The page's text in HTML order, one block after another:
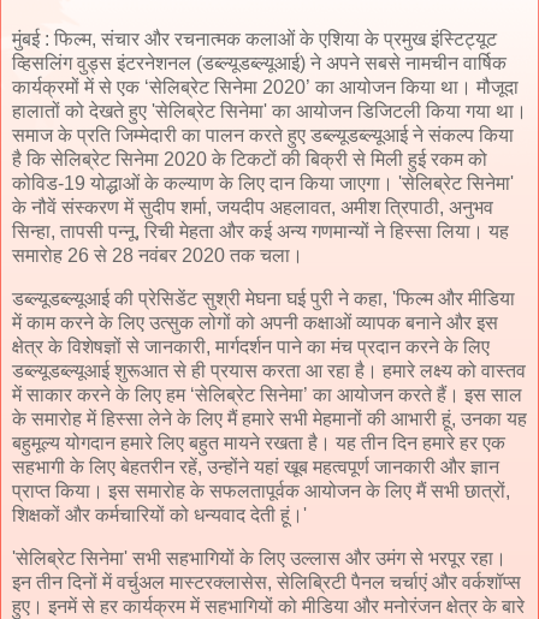
मुंबई : फिल्म, संचार और रचनात्मक कलाओं के एशिया के प्रमुख इंस्टिट्यूट
व्हिसलिंग वुड्स इंटरनेशनल (डब्ल्यूडब्ल्यूआई) ने अपने सबसे नामचीन वार्षिक
कार्यक्रमों में से एक ‘सेलिब्रेट सिनेमा 2020’ का आयोजन किया था। मौजूदा
हालातों को देखते हुए 'सेलिब्रेट सिनेमा' का आयोजन डिजिटली किया गया था।
समाज के प्रति जिम्मेदारी का पालन करते हुए डब्ल्यूडब्ल्यूआई ने संकल्प किया
है कि सेलिब्रेट सिनेमा 2020 के टिकटों की बिक्री से मिली हुई रकम को
कोविड-19 योद्धाओं के कल्याण के लिए दान किया जाएगा। 'सेलिब्रेट सिनेमा'
के नौवें संस्करण में सुदीप शर्मा, जयदीप अहलावत, अमीश त्रिपाठी, अनुभव
सिन्हा, तापसी पन्नू, रिची मेहता और कई अन्य गणमान्यों ने हिस्सा लिया। यह
समारोह 26 से 28 नवंबर 2020 तक चला।
डब्ल्यूडब्ल्यूआई की प्रेसिडेंट सुश्री मेघना घई पुरी ने कहा, 'फिल्म और मीडिया
में काम करने के लिए उत्सुक लोगों को अपनी कक्षाओं व्यापक बनाने और इस
क्षेत्र के विशेषज्ञों से जानकारी, मार्गदर्शन पाने का मंच प्रदान करने के लिए
डब्ल्यूडब्ल्यूआई शुरूआत से ही प्रयास करता आ रहा है। हमारे लक्ष्य को वास्तव
में साकार करने के लिए हम ‘सेलिब्रेट सिनेमा’ का आयोजन करते हैं। इस साल
के समारोह में हिस्सा लेने के लिए मैं हमारे सभी मेहमानों की आभारी हूं, उनका यह
बहुमूल्य योगदान हमारे लिए बहुत मायने रखता है। यह तीन दिन हमारे हर एक
सहभागी के लिए बेहतरीन रहें, उन्होंने यहां खूब महत्वपूर्ण जानकारी और ज्ञान
प्राप्त किया। इस समारोह के सफलतापूर्वक आयोजन के लिए मैं सभी छात्रों,
शिक्षकों और कर्मचारियों को धन्यवाद देती हूं।'
'सेलिब्रेट सिनेमा' सभी सहभागियों के लिए उल्लास और उमंग से भरपूर रहा।
इन तीन दिनों में वर्चुअल मास्टरक्लासेस, सेलिब्रिटी पैनल चर्चाएं और वर्कशॉप्स
हुए। इनमें से हर कार्यक्रम में सहभागियों को मीडिया और मनोरंजन क्षेत्र के बारे